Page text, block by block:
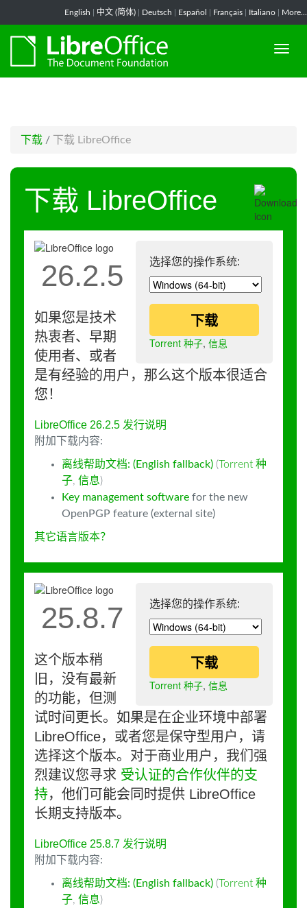
English 中文 (简体) Deutsch Español Français Italiano More...
下载 / 下载 LibreOffice
下载 LibreOffice
选择您的操作系统:
下载
Torrent 种子, 信息
26.2.5
如果您是技术
热衷者、早期
使用者、或者
是有经验的用户，那么这个版本很适合
您！
LibreOffice 26.2.5 发行说明
附加下载内容:
离线帮助文档: (English fallback) (Torrent 种
子, 信息)
Key management software for the new
OpenPGP feature (external site)
其它语言版本？
选择您的操作系统:
下载
Torrent 种子, 信息
25.8.7
这个版本稍
旧，没有最新
的功能，但测
试时间更长。如果是在企业环境中部署
LibreOffice，或者您是保守型用户，请
选择这个版本。对于商业用户，我们强
烈建议您寻求 受认证的合作伙伴的支
持，他们可能会同时提供 LibreOffice
长期支持版本。
LibreOffice 25.8.7 发行说明
附加下载内容:
离线帮助文档: (English fallback) (Torrent 种
子, 信息)